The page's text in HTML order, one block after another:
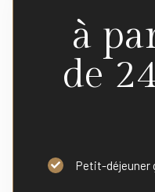
à
de
Petit-déjeuner